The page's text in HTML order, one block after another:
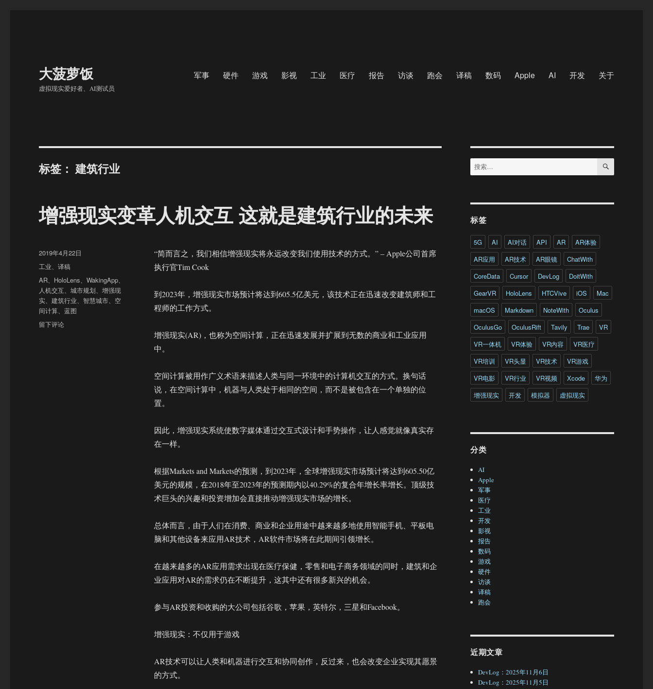
大菠萝饭
虚拟现实爱好者、AI测试员
军事 硬件 游戏 影视 工业 医疗 报告 访谈 跑会 译稿 数码 Apple AI 开发 关于
标签：建筑行业
增强现实变革人机交互 这就是建筑行业的未来
“简而言之，我们相信增强现实将永远改变我们使用技术的方式。” – Apple公司首席
执行官Tim Cook
到2023年，增强现实市场预计将达到605.5亿美元，该技术正在迅速改变建筑师和工
程师的工作方式。
增强现实(AR)，也称为空间计算，正在迅速发展并扩展到无数的商业和工业应用
中。
空间计算被用作广义术语来描述人类与同一环境中的计算机交互的方式。换句话
说，在空间计算中，机器与人类处于相同的空间，而不是被包含在一个单独的位
置。
因此，增强现实系统使数字媒体通过交互式设计和手势操作，让人感觉就像真实存
在一样。
根据Markets and Markets的预测，到2023年，全球增强现实市场预计将达到605.50亿
美元的规模，在2018年至2023年的预测期内以40.29%的复合年增长率增长。顶级技
术巨头的兴趣和投资增加会直接推动增强现实市场的增长。
总体而言，由于人们在消费、商业和企业用途中越来越多地使用智能手机、平板电
脑和其他设备来应用AR技术，AR软件市场将在此期间引领增长。
在越来越多的AR应用需求出现在医疗保健，零售和电子商务领域的同时，建筑和企
业应用对AR的需求仍在不断提升，这其中还有很多新兴的机会。
参与AR投资和收购的大公司包括谷歌，苹果，英特尔，三星和Facebook。
增强现实：不仅用于游戏
AR技术可以让人类和机器进行交互和协同创作，反过来，也会改变企业实现其愿景
的方式。
发
布
于
2019年4月22日
分
类
工业、译稿
标
签
AR、 HoloLens、WakingApp、
人机交互、城市规划、增强现
实、建筑行业、 智慧城市、 空
间计算、蓝图
于
留下评论
搜
索：
搜
标签
5G AI AI对话 API AR
AR体验
AR应用
AR技术 AR眼镜
ChatWith
CoreData
Cursor DevLog
DoitWith
GearVR
HoloLens HTCVive iOS
Mac
macOS
Markdown NoteWith
Oculus
OculusGo
OculusRift Tavily Trae
VR
VR一体机
VR体验 VR内容
VR医疗
VR培训
VR头显 VR技术
VR游戏
VR电影
VR行业 VR视频 Xcode
华为
增强现实
开发 模拟器 虚拟现实
分类
AI
Apple
军事
医疗
工业
开发
影视
报告
数码
游戏
硬件
访谈
译稿
跑会
近期文章
DevLog：2025年11月6日
DevLog：2025年11月5日